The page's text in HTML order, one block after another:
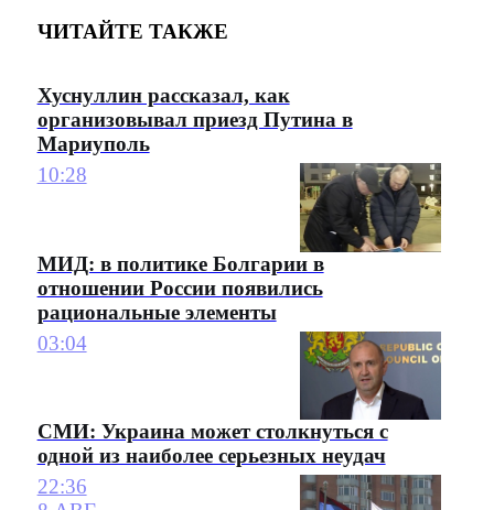
ЧИТАЙТЕ ТАКЖЕ
Хуснуллин рассказал, как
организовывал приезд Путина в
Мариуполь
10:28
МИД: в политике Болгарии в
отношении России появились
рациональные элементы
03:04
СМИ: Украина может столкнуться с
одной из наиболее серьезных неудач
22:36